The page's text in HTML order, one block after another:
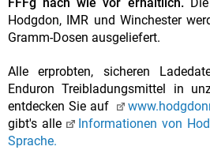
Hodgdon, IMR und Winchester
Gramm-Dosen ausgeliefert.
Alle erprobten, sicheren
Enduron Treibladungsmittel in
entdecken Sie auf
gibt's alle
Informationen von
Sprache.